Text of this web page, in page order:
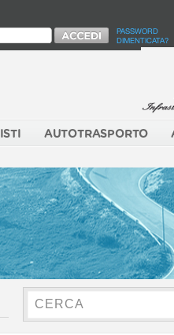
PASSWORD
DIMENTICATA?
AUTOTRASPORTO